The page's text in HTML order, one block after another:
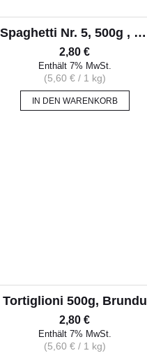
Spaghetti Nr. 5, 500g , Brundu
2,80 €
Enthält 7% MwSt.
(5,60 €/ 1 kg)
IN DEN WARENKORB
Tortiglioni 500g, Brundu
2,80 €
Enthält 7% MwSt.
(5,60 €/ 1 kg)